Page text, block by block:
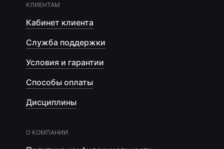
КЛИЕНТАМ
Кабинет клиента
Служба поддержки
Условия и гарантии
Способы оплаты
Дисциплины
О КОМПАНИИ